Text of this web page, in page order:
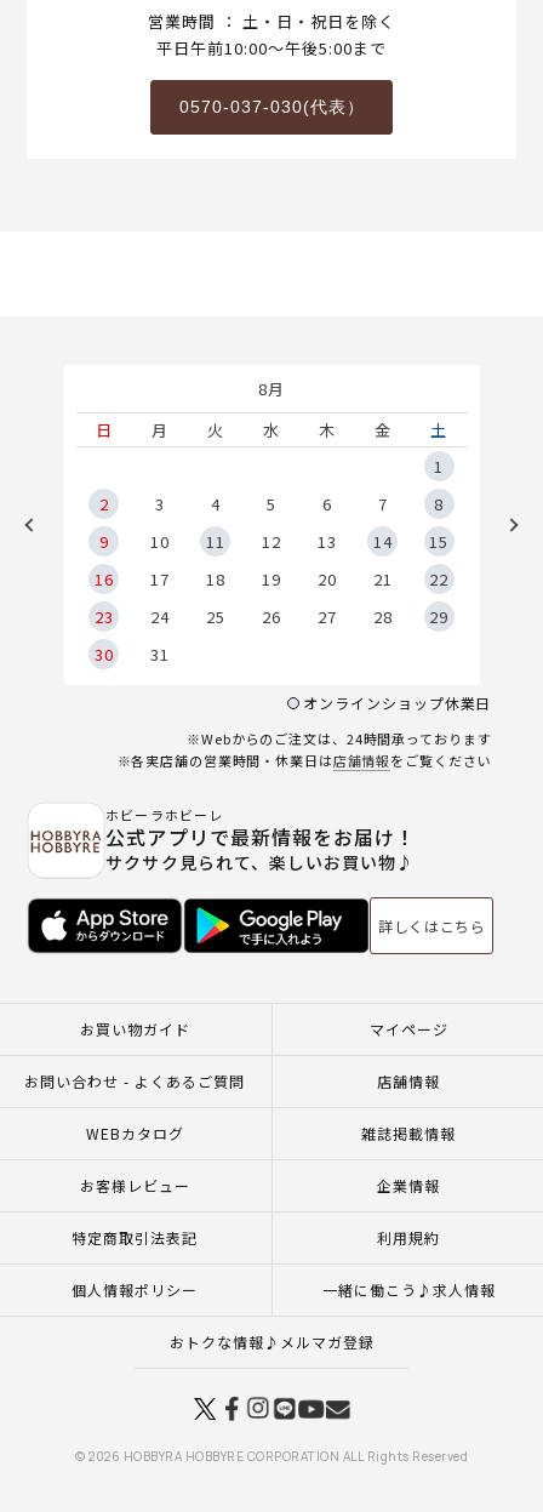
営業時間 ： 土・日・祝日を除く
平日午前10:00～午後5:00まで
0570-037-030(代表）
8月
日
月 火 水 木 金
土
1
2
3 4 5 6 7
8
9
10 11 12 13 14
15
16
17 18 19 20 21
22
23
24 25 26 27 28
29
30
31
オンラインショップ休業日
※Webからのご注文は、24時間承っております
※各実店舗の営業時間・休業日は店舗情報をご覧ください
ホビーラホビーレ
公式アプリで最新情報をお届け！
サクサク見られて、楽しいお買い物♪
詳しくはこちら
お買い物ガイド マイページ
お問い合わせ - よくあるご質問 店舗情報
WEBカタログ 雑誌掲載情報
お客様レビュー 企業情報
特定商取引法表記 利用規約
個人情報ポリシー 一緒に働こう♪求人情報
おトクな情報♪メルマガ登録
© 2026 HOBBYRA HOBBYRE CORPORATION ALL Rights Reserved